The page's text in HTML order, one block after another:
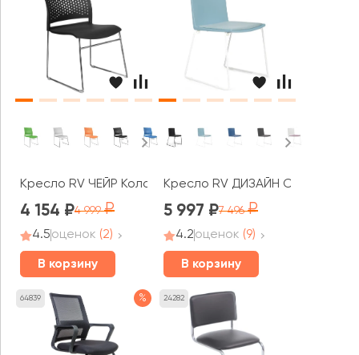
Кресло RV ЧЕЙР Колор / Color (D918)
4 154 4 999
4.5оценок (2)
В корзину
Кресло RV ДИЗАЙН Симпл /
5 997 7 496
4.2оценок (9)
В корзину
64839 % 24282